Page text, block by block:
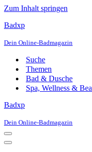
Zum Inhalt springen
Badxp
Dein Online-Badmagazin
Suche
Themen
Bad & Dusche
Spa, Wellness &
Badxp
Dein Online-Badmagazin
Navigationsmenü
Navigationsmenü